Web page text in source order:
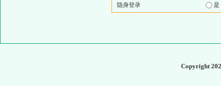
隐身登录
Copyright